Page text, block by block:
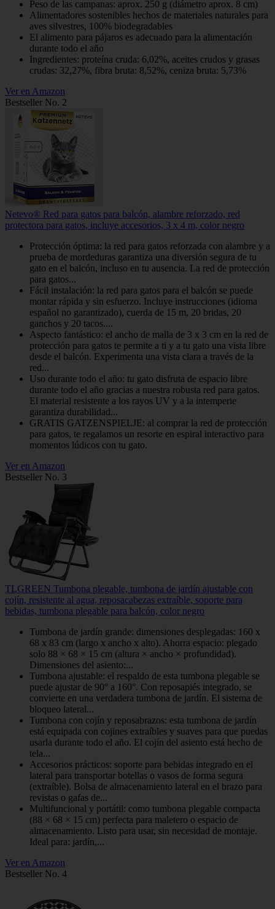
Peso de las campanas: aprox. 250 g (diámetro aprox. 8 cm)
Alimentadores sostenibles hechos de materiales naturales para
aves silvestres, 100% biodegradables
El alimento para pájaros es adecuado para la alimentación
durante todo el año
Ingredientes: proteína cruda: 6,02%, aceites crudos y grasas
crudas: 32,27%, fibra bruta: 8,52%, ceniza bruta: 5,73%
Ver en Amazon
Bestseller No. 2
Netevo® Red para gatos para balcón, alambre reforzado, red
protectora para gatos, incluye accesorios, 3 x 4 m, color negro
Protección óptima: la red para gatos reforzada con alambre y a
prueba de mordeduras garantiza una diversión segura de tu
gato en el balcón, incluso en tu ausencia. La red de protección
para gatos...
Fácil instalación: la red para gatos para el balcón se puede
montar rápida y sin esfuerzo. Incluye instrucciones (idioma
español no garantizado), cuerda de 15 m, 20 bridas, 20
ganchos y 20 tacos....
Aspecto fantástico: el ancho de malla de 3 x 3 cm en la red de
protección para gatos te permite a ti y a tu gato una vista libre
desde el balcón. Experimenta una vista clara a través de la
red...
Uso durante todo el año: tu gato disfruta de espacio libre
durante todo el año gracias a nuestra robusta red para gatos.
El material resistente a los rayos UV y a la intemperie
garantiza durabilidad...
GRATIS GATZENSPIELJE: al comprar la red de protección
para gatos, te regalamos un resorte en espiral interactivo para
momentos lúdicos con tu gato.
Ver en Amazon
Bestseller No. 3
TLGREEN Tumbona plegable, tumbona de jardín ajustable con
cojín, resistente al agua, reposacabezas extraíble, soporte para
bebidas, tumbona plegable para balcón, color negro
Tumbona de jardín grande: dimensiones desplegadas: 160 x
68 x 83 cm (largo x ancho x alto). Ahorra espacio: plegado
solo 88 × 68 × 15 cm (altura × ancho × profundidad).
Dimensiones del asiento:...
Tumbona ajustable: el respaldo de esta tumbona plegable se
puede ajustar de 90° a 160°. Con reposapiés integrado, se
convierte en una verdadera tumbona de jardín. El sistema de
bloqueo lateral...
Tumbona con cojín y reposabrazos: esta tumbona de jardín
está equipada con cojines extraíbles y suaves para que puedas
usarla durante todo el año. El cojín del asiento está hecho de
tela...
Accesorios prácticos: soporte para bebidas integrado en el
lateral para transportar botellas o vasos de forma segura
(extraíble). Bolsa de almacenamiento lateral en el brazo para
revistas o gafas de...
Multifuncional y portátil: como tumbona plegable compacta
(88 × 68 × 15 cm) perfecta para maletero o espacio de
almacenamiento. Listo para usar, sin necesidad de montaje.
Ideal para: jardín,...
Ver en Amazon
Bestseller No. 4